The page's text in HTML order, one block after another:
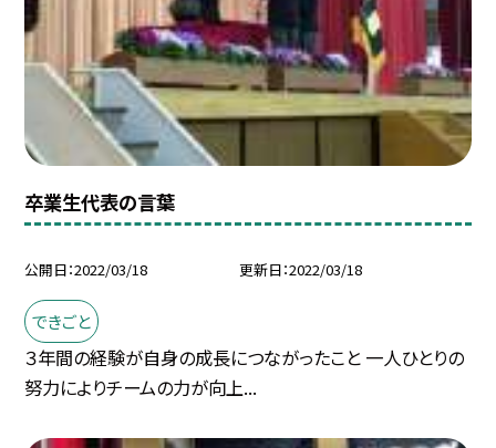
卒業生代表の言葉
公開日 2022/03/18 更新日 2022/03/18
できごと
３年間の経験が自身の成長につながったこと 一人ひとりの
努力によりチームの力が向上...